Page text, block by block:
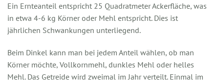
Ein Ernteanteil entspricht 25 Quadratmeter Ackerfläche, was
in etwa 4-6 kg Körner oder Mehl entspricht. Dies ist
jährlichen Schwankungen unterliegend.
Beim Dinkel kann man bei jedem Anteil wählen, ob man
Körner möchte, Vollkornmehl, dunkles Mehl oder helles
Mehl. Das Getreide wird zweimal im Jahr verteilt. Einmal im